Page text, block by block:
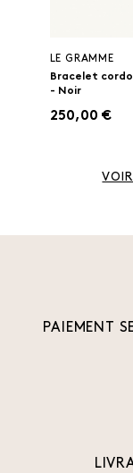
LE GRAMME
Bracelet
- Noir
250,00 €
PAIEMENT